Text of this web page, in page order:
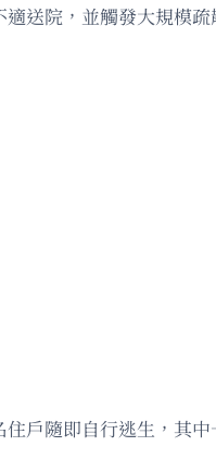
送院，並觸發大規模
戶隨即自行逃生，其